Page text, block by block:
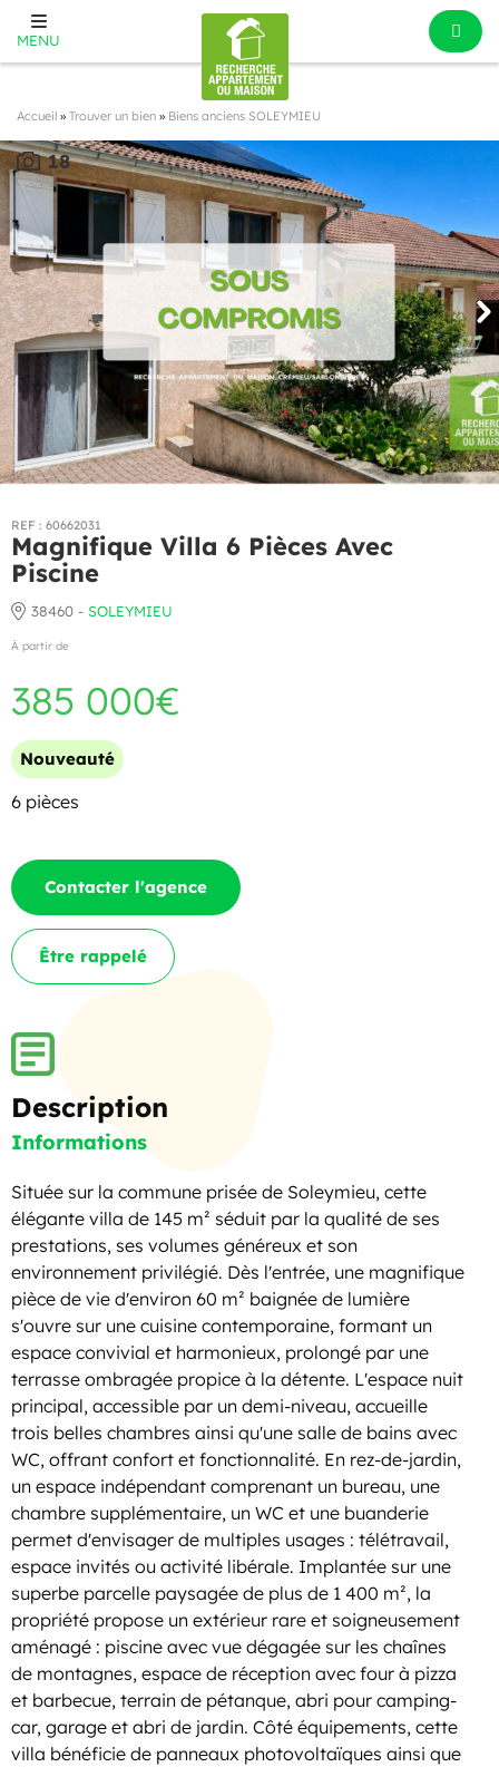
MENU
Accueil » Trouver un bien » Biens anciens SOLEYMIEU
18
REF : 60662031
Magnifique Villa 6 Pièces Avec
Piscine
38460 - SOLEYMIEU
À partir de
385 000€
Nouveauté
6 pièces
Contacter l'agence
Être rappelé
Description
Informations
Située sur la commune prisée de Soleymieu, cette
élégante villa de 145 m² séduit par la qualité de ses
prestations, ses volumes généreux et son
environnement privilégié. Dès l'entrée, une magnifique
pièce de vie d'environ 60 m² baignée de lumière
s'ouvre sur une cuisine contemporaine, formant un
espace convivial et harmonieux, prolongé par une
terrasse ombragée propice à la détente. L'espace nuit
principal, accessible par un demi-niveau, accueille
trois belles chambres ainsi qu'une salle de bains avec
WC, offrant confort et fonctionnalité. En rez-de-jardin,
un espace indépendant comprenant un bureau, une
chambre supplémentaire, un WC et une buanderie
permet d'envisager de multiples usages : télétravail,
espace invités ou activité libérale. Implantée sur une
superbe parcelle paysagée de plus de 1 400 m², la
propriété propose un extérieur rare et soigneusement
aménagé : piscine avec vue dégagée sur les chaînes
de montagnes, espace de réception avec four à pizza
et barbecue, terrain de pétanque, abri pour camping-
car, garage et abri de jardin. Côté équipements, cette
villa bénéficie de panneaux photovoltaïques ainsi que